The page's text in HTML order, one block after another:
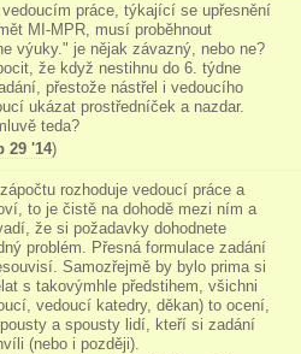
práce, týkající se upřesnění
MI-MPR, musí proběhnout
výuky." je nějak závazný, nebo ne?
že když nestihnu do 6. týdne
přestože nástřel i vedoucího
ukázat prostředníček a nazdar.
teda?
29 '14)
rozhoduje vedoucí práce a
to je čistě na dohodě mezi ním a
že si požadavky dohodnete
problém. Přesná formulace zadání
Samozřejmě by bylo prima si
s takovýmhle předstihem, všichni
vedoucí katedry, děkan) to ocení,
a spousty lidí, kteří si zadání
(nebo i později).